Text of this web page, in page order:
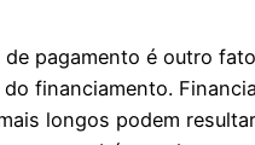
de pagamento é outro
financiamento.
longos podem